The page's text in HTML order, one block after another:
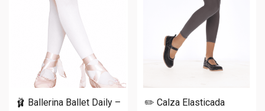
🩰 Ballerina Ballet Daily –
✏️ Calza Elasticada